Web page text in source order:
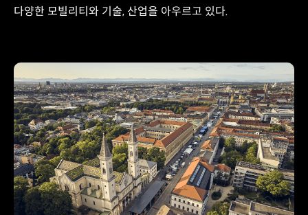
다양한 모빌리티와 기술, 산업을 아우르고 있다.